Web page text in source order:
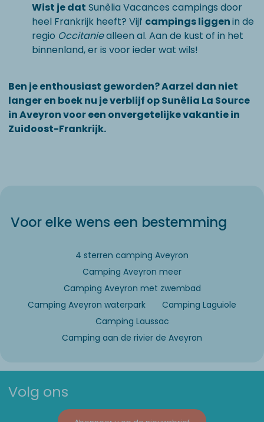
Wist je dat Sunêlia Vacances campings door
heel Frankrijk heeft? Vijf campings liggenin de
regio Occitaniealleen al. Aan de kust of in het
binnenland, er is voor ieder wat wils!
Ben je enthousiast geworden? Aarzel dan niet
langer en boek nu je verblijf op Sunêlia La Source
in Aveyron voor een onvergetelijke vakantie in
Zuidoost-Frankrijk.
Voor elke wens een bestemming
4 sterren camping Aveyron
Camping Aveyron meer
Camping Aveyron met zwembad
Camping Aveyron waterpark
Camping Laguiole
Camping Laussac
Camping aan de rivier de Aveyron
Volg ons